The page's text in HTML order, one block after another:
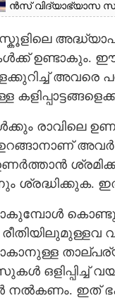
ൻ​സ് ​വി​ദ്യാ​ഭ്യാ​സ​
ഉണ്ടാകും.
അവരെ
രാവിലെ
ഉറങ്ങാനാണ്
ശ്രദ്ധിക്കുക. ഇത്
ഒളിപ്പിച്ച്
ഇത്